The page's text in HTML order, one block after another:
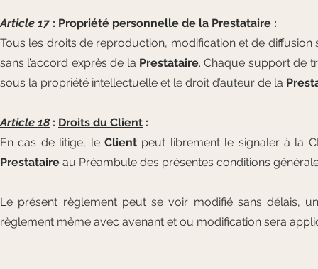
Article 17: Propriété personnelle de la Prestataire :
Tous les droits de reproduction, modification et de
sans l’accord exprès de la Prestataire. Chaque support de
sous la propriété intellectuelle et le droit d’auteur de la
Article 18 : Droits du Client :
En cas de litige, le Clientpeut librement le signaler à la
Prestataire au Préambule des présentes conditions
Le présent règlement peut se voir modifié sans délais,
règlement même avec avenant et ou modification sera